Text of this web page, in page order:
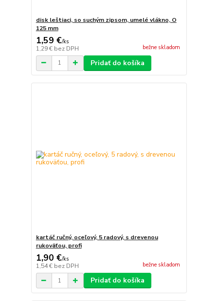
disk leštiaci, so suchým zipsom, umelé vlákno, O
125 mm
1,59 €/ks
1,29 € bez DPH bežne skladom
Pridať do košíka
kartáč ručný, oceľový, 5 radový, s drevenou
rukoväťou, profi
1,90 €/ks
1,54 € bez DPH bežne skladom
Pridať do košíka